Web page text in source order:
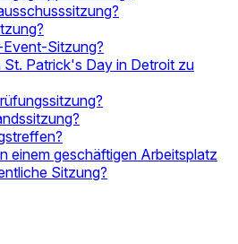
Sitzung?
St. Patrick's Day in Detroit zu
einem geschäftigen Arbeitsplatz
Sitzung?